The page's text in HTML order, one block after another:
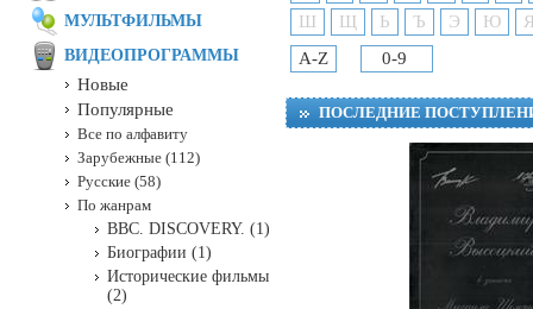
Ш
Щ Ь Ъ Э Ю
A-Z
0-9
ПОСЛЕДНИЕ
МУЛЬТФИЛЬМЫ
ВИДЕОПРОГРАММЫ
Новые
Популярные
Все по алфавиту
Зарубежные (112)
Русские (58)
По жанрам
BBC. DISCOVERY. (1)
Биографии (1)
Исторические фильмы
(2)